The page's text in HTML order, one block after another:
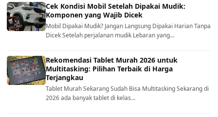
Cek Kondisi Mobil Setelah Dipakai Mudik:
Komponen yang Wajib Dicek
Mobil Dipakai Mudik? Jangan Langsung Dipakai Harian Tanpa
Dicek Setelah perjalanan mudik Lebaran yang…
Rekomendasi Tablet Murah 2026 untuk
Multitasking: Pilihan Terbaik di Harga
Terjangkau
Tablet Murah Sekarang Sudah Bisa Multitasking Sekarang di
2026 ada banyak tablet di kelas…